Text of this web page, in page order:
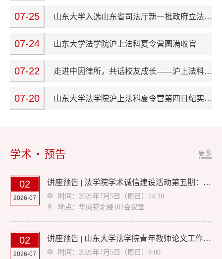
07-25 山东大学入选山东省司法厅新一批政府立法研究服务基地
07-24 山东大学法学院沪上法科夏令营圆满收官
07-22 走进中因律所，共话校友成长——沪上法科夏令营第五日活动纪实
07-20 山东大学法学院沪上法科夏令营第四日纪实：访数智司法，探科技实务
学术 预告 更多
02
2026-07
讲座预告 | 法学院学术诚信建设活动第五期：“法学研究的道德伦理与学术规范”主题研讨会
时间：2026年7月5日（周日）14:30
地点：华岗苑北楼101会议室
02
2026-07
讲座预告 | 山东大学法学院青年教师论文工作坊：数字平台的知识权力及其法律规制
时间：2026年7月5日（周日）9:00